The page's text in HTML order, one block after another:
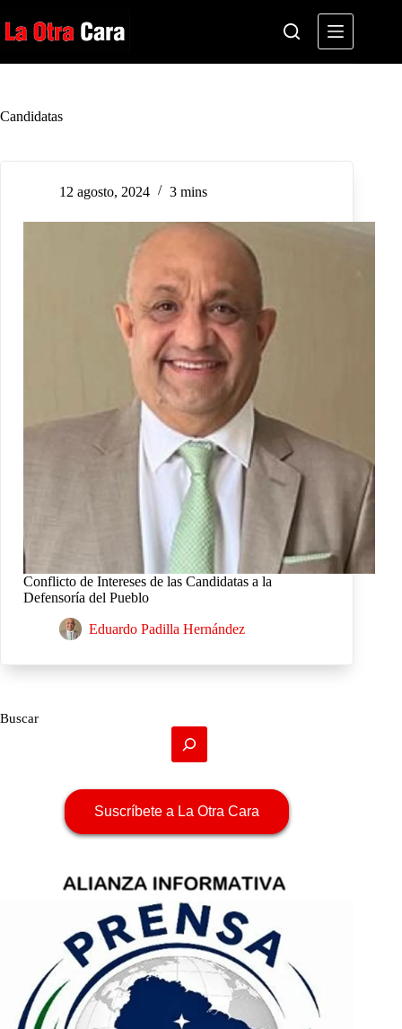
al
contenido
Candidatas
12 agosto, 2024 3 mins
Conflicto de Intereses de las Candidatas a la
Defensoría del Pueblo
Eduardo Padilla Hernández
Buscar
Suscríbete a La Otra Cara